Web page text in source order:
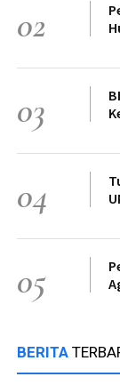
02
03
04
05
BERITA